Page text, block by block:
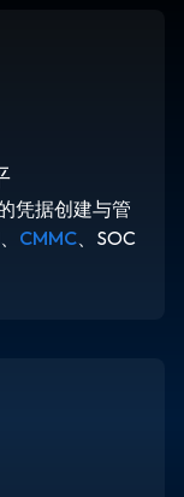
凭据创建与管
CMMC、SOC